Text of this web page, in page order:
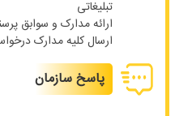
تبلیغاتی
ارائه مدارک و سوابق
ارسال کلیه مدارک
پاسخ سازمان